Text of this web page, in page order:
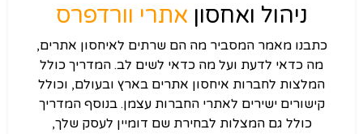
ניהול ואחסון אתרי וורדפרס
כתבנו מאמר המסביר מה הם שרתים לאיחסון אתרים,
מה כדאי לדעת ועל מה כדאי לשים לב. המדריך כולל
המלצות לחברות איחסון אתרים בארץ ובעולם, וכולל
קישורים ישירים לאתרי החברות עצמן. בנוסף המדריך
כולל גם המצלות לבחירת שם דומיין לעסק שלך,